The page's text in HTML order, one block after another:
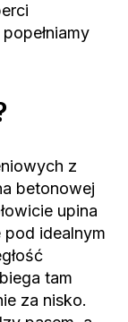
z
betonowej
upina
pod idealnym
tam
za nisko.